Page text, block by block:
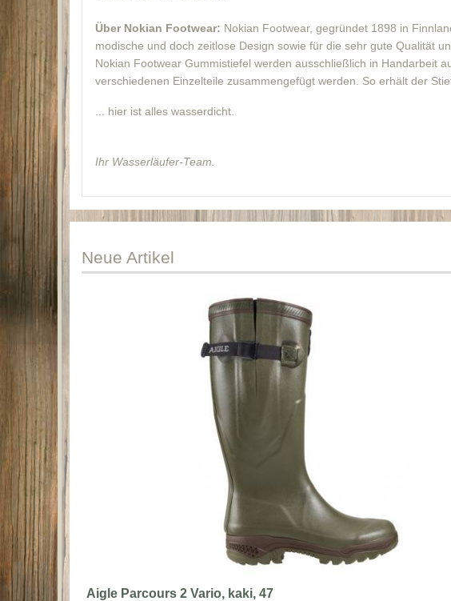
Über Nokian Footwear: Nokian Footwear, gegründet 1898 in
modische und doch zeitlose Design sowie für die sehr gute Qualität
Nokian Footwear Gummistiefel werden ausschließlich in Handarbeit
verschiedenen Einzelteile zusammengefügt werden. So erhält der
... hier ist alles wasserdicht.
Ihr Wasserläufer-Team.
Neue Artikel
Aigle Parcours 2 Vario, kaki, 47